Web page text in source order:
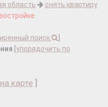
область
снять квартиру
поиск
упорядочить по
карте